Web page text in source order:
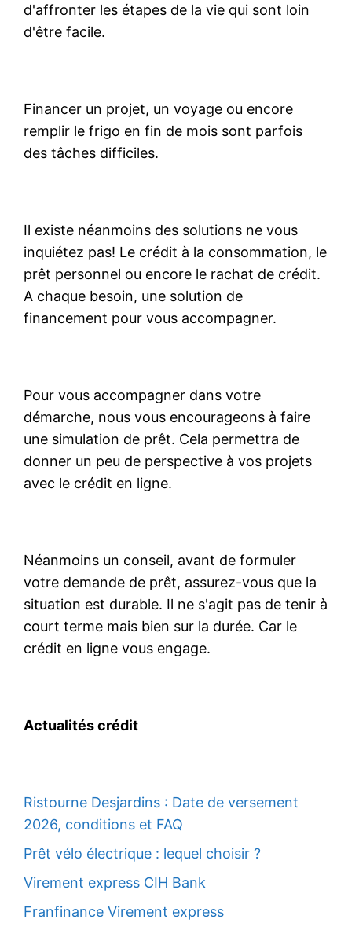
d'affronter les étapes de la vie qui sont loin
d'être facile.
Financer un projet, un voyage ou encore
remplir le frigo en fin de mois sont parfois
des tâches difficiles.
Il existe néanmoins des solutions ne vous
inquiétez pas! Le crédit à la consommation, le
prêt personnel ou encore le rachat de crédit.
A chaque besoin, une solution de
financement pour vous accompagner.
Pour vous accompagner dans votre
démarche, nous vous encourageons à faire
une simulation de prêt. Cela permettra de
donner un peu de perspective à vos projets
avec le crédit en ligne.
Néanmoins un conseil, avant de formuler
votre demande de prêt, assurez-vous que la
situation est durable. Il ne s'agit pas de tenir à
court terme mais bien sur la durée. Car le
crédit en ligne vous engage.
Actualités crédit
Ristourne Desjardins : Date de versement
2026, conditions et FAQ
Prêt vélo électrique : lequel choisir ?
Virement express CIH Bank
Franfinance Virement express